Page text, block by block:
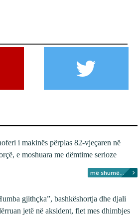
i makinës përplas 82-vjeçaren në
e moshuara me dëmtime serioze
më shumë...
gjithçka”, bashkëshortja dhe djali
jetë në aksident, flet mes dhimbjes